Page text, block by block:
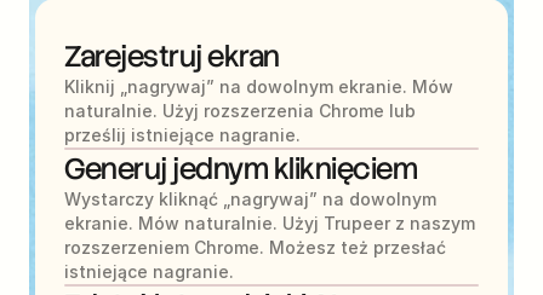
Zarejestruj ekran
Kliknij „nagrywaj” na dowolnym ekranie. Mów
naturalnie. Użyj rozszerzenia Chrome lub
prześlij istniejące nagranie.
Generuj jednym kliknięciem
Wystarczy kliknąć „nagrywaj” na dowolnym
ekranie. Mów naturalnie. Użyj Trupeer z naszym
rozszerzeniem Chrome. Możesz też przesłać
istniejące nagranie.